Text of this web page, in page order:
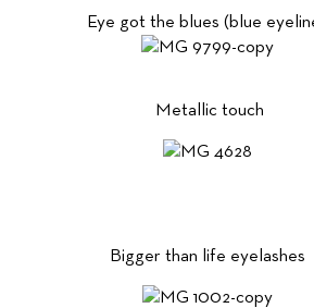
Eye got the blues (blue
Metallic touch
Bigger than life eyelashes